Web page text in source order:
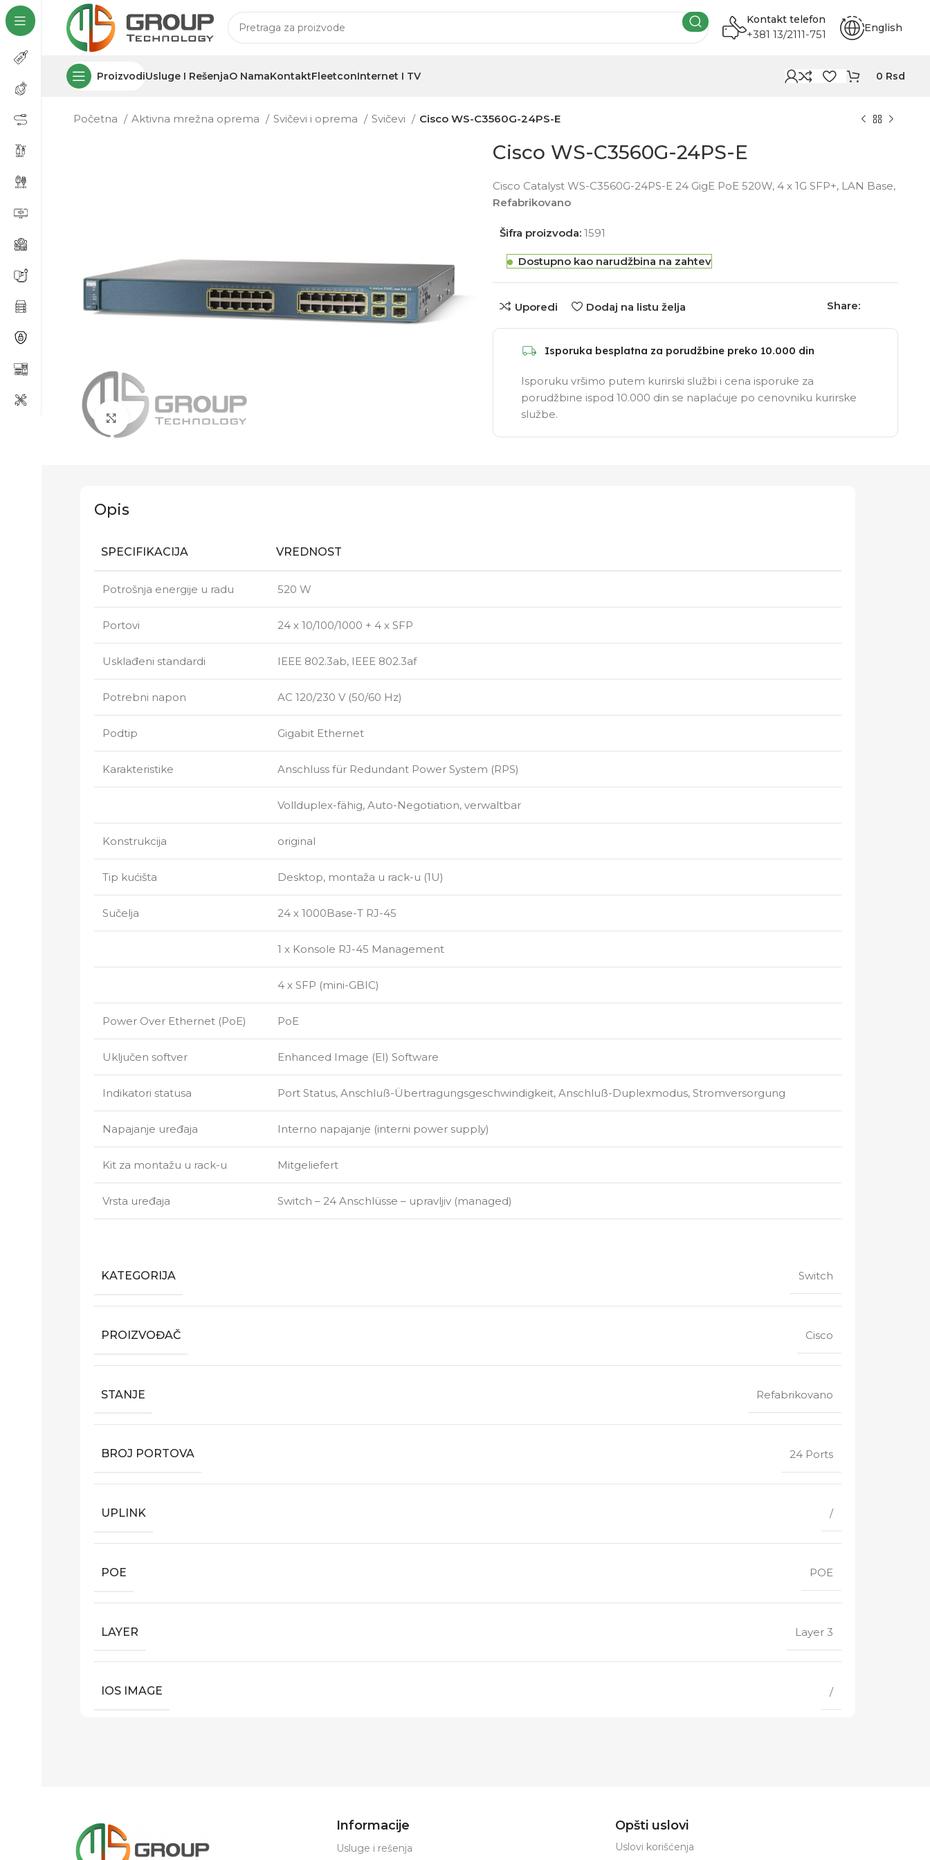
Kontakt telefon
+381 13/2111-751 English
ProizvodiUsluge I RešenjaO NamaKontaktFleetconInternet I TV 0 Rsd
Početna Aktivna mrežna oprema Svičevi i oprema Svičevi Cisco WS-C3560G-24PS-E
Click to enlarge
Cisco WS-C3560G-24PS-E
Cisco Catalyst WS-C3560G-24PS-E 24 GigE PoE 520W, 4 x 1G SFP+, LAN Base,
Refabrikovano
Šifra proizvoda: 1591
Dostupno kao narudžbina na zahtev
Uporedi Dodaj na listu želja Share:
Isporuka besplatna za porudžbine preko 10.000 din
Isporuku vršimo putem kurirski službi i cena isporuke za
porudžbine ispod 10.000 din se naplaćuje po cenovniku kurirske
službe.
Opis
SPECIFIKACIJA VREDNOST
Potrošnja energije u radu 520 W
Portovi 24 x 10/100/1000 + 4 x SFP
Usklađeni standardi IEEE 802.3ab, IEEE 802.3af
Potrebni napon AC 120/230 V (50/60 Hz)
Podtip Gigabit Ethernet
Karakteristike Anschluss für Redundant Power System (RPS)
Vollduplex-fähig, Auto-Negotiation, verwaltbar
Konstrukcija original
Tip kućišta Desktop, montaža u rack-u (1U)
Sučelja 24 x 1000Base-T RJ-45
1 x Konsole RJ-45 Management
4 x SFP (mini-GBIC)
Power Over Ethernet (PoE) PoE
Uključen softver Enhanced Image (EI) Software
Indikatori statusa Port Status, Anschluß-Übertragungsgeschwindigkeit, Anschluß-Duplexmodus, Stromversorgung
Napajanje uređaja Interno napajanje (interni power supply)
Kit za montažu u rack-u Mitgeliefert
Vrsta uređaja Switch – 24 Anschlüsse – upravljiv (managed)
KATEGORIJA Switch
PROIZVOĐAČ Cisco
STANJE Refabrikovano
BROJ PORTOVA 24 Ports
UPLINK /
POE POE
LAYER Layer 3
IOS IMAGE /
Informacije
Usluge i rešenja
Opšti uslovi
Uslovi korišćenja